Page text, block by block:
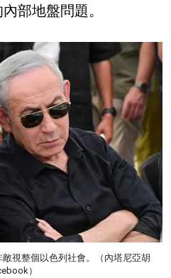
部地盤問題。
視整個以色列社會。（內塔尼亞胡
）